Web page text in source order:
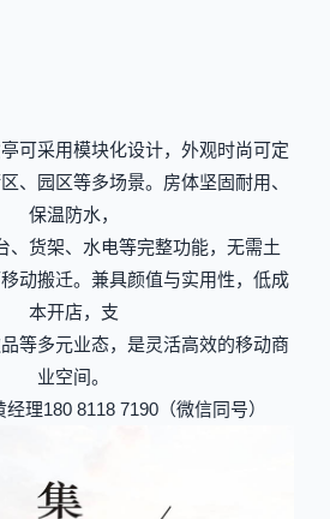
可采用模块化设计，外观时尚可定
、园区等多场景。房体坚固耐用、
保温防水，
、货架、水电等完整功能，无需土
动搬迁。兼具颜值与实用性，低成
本开店，支
等多元业态，是灵活高效的移动商
业空间。
理180 8118 7190（微信同号）